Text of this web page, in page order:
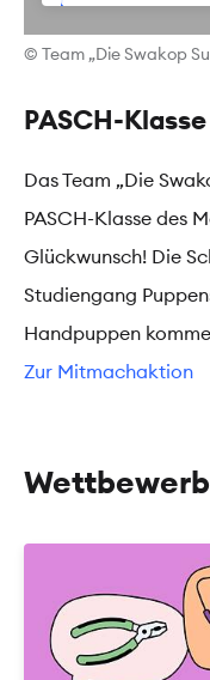
Powered by
Usercentrics
© Team „Die Swakop
PASCH-
Das Team „Die
PASCH-Klasse des
Glückwunsch! Die
Studiengang
Handpuppen
Zur Mitmachaktion